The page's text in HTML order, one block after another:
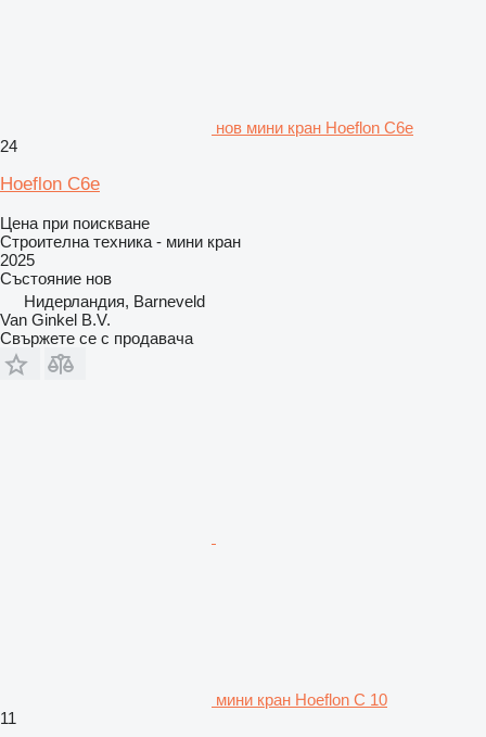
нов мини кран Hoeflon C6e
24
Hoeflon C6e
Цена при поискване
Строителна техника - мини кран
2025
Състояние нов
Нидерландия, Barneveld
Van Ginkel B.V.
Свържете се с продавача
мини кран Hoeflon C 10
11